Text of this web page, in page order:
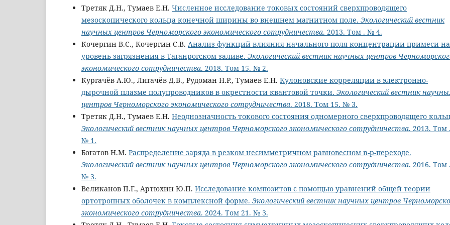
Третяк Д.Н., Тумаев Е.Н. Численное исследование токовых состояний сверхпроводящего
мезоскопического кольца конечной ширины во внешнем магнитном поле. Экологический вестник
научных центров Черноморского экономического сотрудничества. 2013. Том . № 4.
Кочергин В.С., Кочергин С.В. Анализ функций влияния начального поля концентрации примеси на
уровень загрязнения в Таганрогском заливе. Экологический вестник научных центров
экономического сотрудничества. 2018. Том 15. № 2.
Кургачёв А.Ю., Лигачёв Д.В., Рудоман Н.Р., Тумаев Е.Н. Кулоновские корреляции в электронно-
дырочной плазме полупроводников в окрестности квантовой точки. Экологический вестник
центров Черноморского экономического сотрудничества. 2018. Том 15. № 3.
Третяк Д.Н., Тумаев Е.Н. Неоднозначность токового состояния одномерного сверхпроводящего
Экологический вестник научных центров Черноморского экономического сотрудничества. 2013. Том .
№ 1.
Богатов Н.М. Распределение заряда в резком несимметричном равновесном n-p-переходе.
Экологический вестник научных центров Черноморского экономического сотрудничества. 2016. Том .
№ 3.
Великанов П.Г., Артюхин Ю.П. Исследование композитов с помощью уравнений общей теории
ортотропных оболочек в комплексной форме. Экологический вестник научных центров
экономического сотрудничества. 2024. Том 21. № 3.